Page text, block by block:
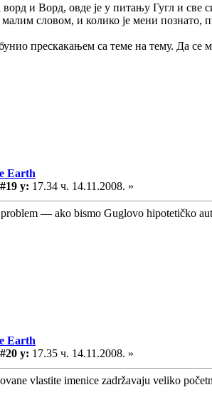
ворд и Ворд, овде је у питању Гугл и све
словом, и колико је мени познато,
прескакањем са теме на тему. Да се
Earth
у: 17.34 ч. 14.11.2008. »
— ako bismo Guglovo hipotetičko
Earth
у: 17.35 ч. 14.11.2008. »
vlastite imenice zadržavaju veliko